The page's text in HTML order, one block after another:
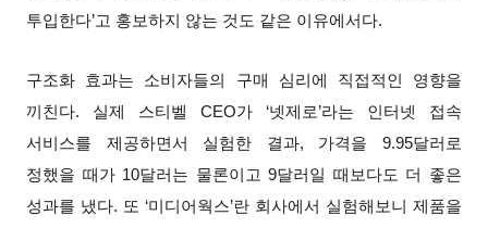
투입한다’고 홍보하지 않는 것도 같은 이유에서다.
구조화 효과는 소비자들의 구매 심리에 직접적인 영향을
끼친다. 실제 스티벨 CEO가 ‘넷제로’라는 인터넷 접속
서비스를 제공하면서 실험한 결과, 가격을 9.95달러로
정했을 때가 10달러는 물론이고 9달러일 때보다도 더 좋은
성과를 냈다. 또 ‘미디어웍스’란 회사에서 실험해보니 제품을